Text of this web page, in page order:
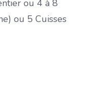
ou 4 à 8
ou 5 Cuisses